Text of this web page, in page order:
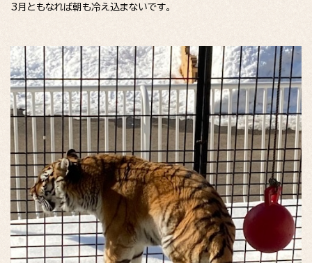
3月ともなれば朝も冷え込まないです。